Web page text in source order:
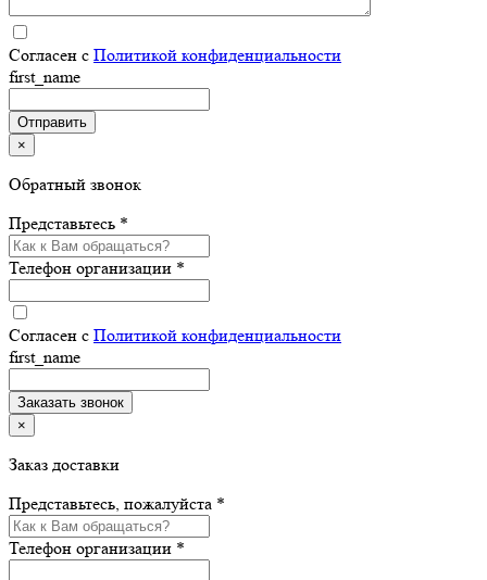
Согласен с Политикой конфиденциальности
first_name
×
Обратный звонок
Представьтесь *
Телефон организации *
Согласен с Политикой конфиденциальности
first_name
×
Заказ доставки
Представьтесь, пожалуйста *
Телефон организации *